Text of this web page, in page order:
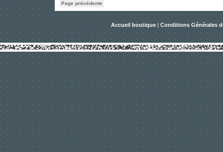
Page précédente
Accueil boutique | Conditions Générales